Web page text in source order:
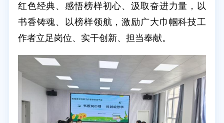
红色经典、感悟榜样初心、汲取奋进力量，以
书香铸魂、以榜样领航，激励广大巾帼科技工
作者立足岗位、实干创新、担当奉献。